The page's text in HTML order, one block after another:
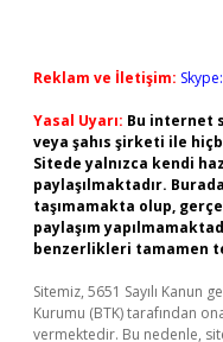
Reklam ve İletişim:
Yasal Uyarı: Bu internet
veya şahıs şirketi ile
Sitede yalnızca kendi
paylaşılmaktadır.
taşımamakta olup,
paylaşım
benzerlikleri tamamen
Sitemiz, 5651 Sayılı Kanun
Kurumu (BTK) tarafından
vermektedir. Bu nedenle,